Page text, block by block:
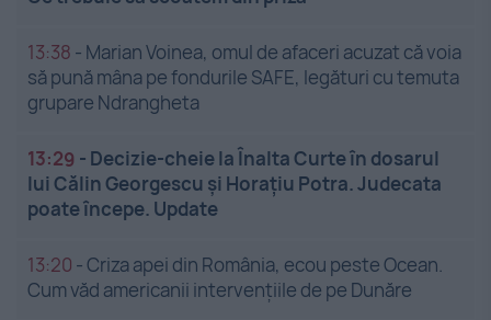
13:38 - Marian Voinea, omul de afaceri acuzat că voia
să pună mâna pe fondurile SAFE, legături cu temuta
grupare Ndrangheta
13:29 - Decizie-cheie la Înalta Curte în dosarul
lui Călin Georgescu și Horațiu Potra. Judecata
poate începe. Update
13:20 -Criza apei din România, ecou peste Ocean.
Cum văd americanii intervențiile de pe Dunăre